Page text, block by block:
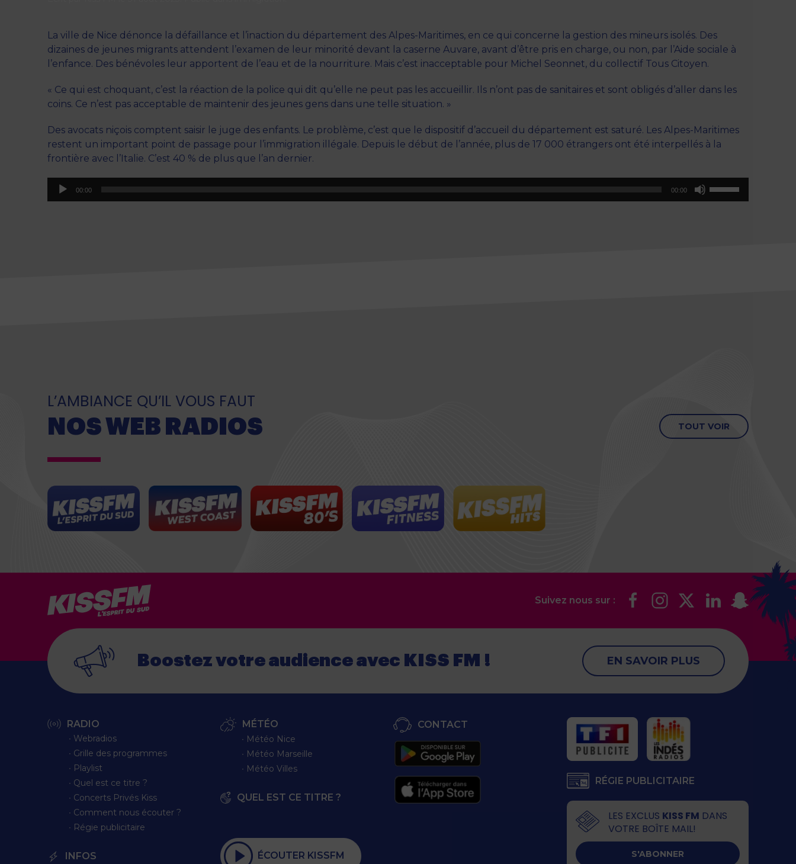
La ville de Nice dénonce la défaillance et l’inaction du département des Alpes-Maritimes, en ce qui concerne la gestion des mineurs isolés. Des
dizaines de jeunes migrants attendent l’examen de leur minorité devant la caserne Auvare, avant d’être pris en charge, ou non, par l’Aide sociale à
l’enfance. Des bénévoles leur apportent de l’eau et de la nourriture. Mais c’est inacceptable pour Michel Seonnet, du collectif Tous Citoyen.
« Ce qui est choquant, c’est la réaction de la police qui dit qu’elle ne peut pas les accueillir. Ils n’ont pas de sanitaires et sont obligés d’aller dans les
coins. Ce n’est pas acceptable de maintenir des jeunes gens dans une telle situation. »
Des avocats niçois comptent saisir le juge des enfants. Le problème, c’est que le dispositif d’accueil du département est saturé. Les Alpes-Maritimes
restent un important point de passage pour l’immigration illégale. Depuis le début de l’année, plus de 17 000 étrangers ont été interpellés à la
frontière avec l’Italie. C’est 40 % de plus que l’an dernier.
Lecteur
00:00 00:00
L’AMBIANCE QU’IL VOUS FAUT
NOS WEB RADIOS TOUT VOIR
Suivez nous sur :
Boostez votre audience avec KISS FM ! EN SAVOIR PLUS
RADIO
∙ Webradios
∙ Grille des programmes
∙ Playlist
∙ Quel est ce titre ?
∙ Concerts Privés Kiss
∙ Comment nous écouter ?
∙ Régie publicitaire
INFOS
MÉTÉO
∙ Météo Nice
∙ Météo Marseille
∙ Météo Villes
QUEL EST CE TITRE ?
ÉCOUTER KISSFM
CONTACT
RÉGIE PUBLICITAIRE
LES EXCLUS KISS FM DANS
VOTRE BOÎTE MAIL!
S'ABONNER